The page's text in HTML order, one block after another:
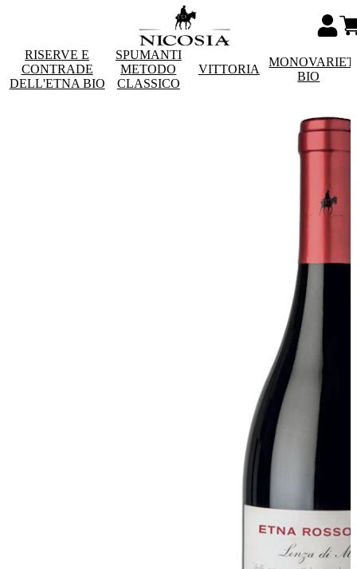
RISERVE E
CONTRADE
DELL'ETNA BIO
SPUMANTI
METODO
CLASSICO
VITTORIA
BIO